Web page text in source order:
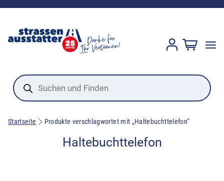
Products
search
Startseite Produkte verschlagwortet mit „Haltebuchttelefon“
Haltebuchttelefon